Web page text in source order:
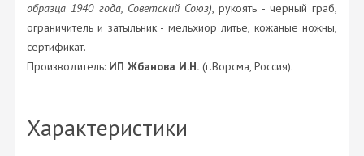
образца 1940 года, Советский Союз), рукоять - черный граб,
ограничитель и затыльник - мельхиор литье, кожаные ножны,
сертификат.
Производитель: ИП Жбанова И.Н. (г.Ворсма, Россия).
Характеристики